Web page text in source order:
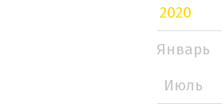
2020
Январь
Июль